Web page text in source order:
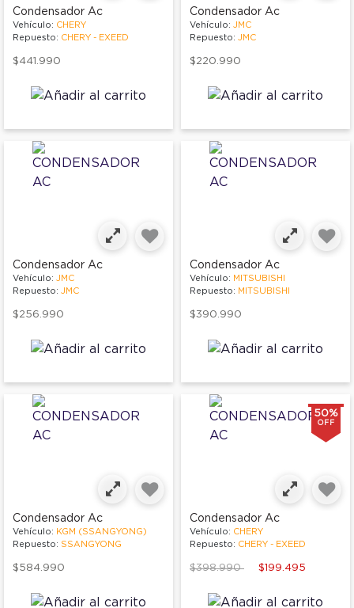
Condensador Ac
Vehículo: CHERY
Repuesto: CHERY - EXEED
$441.990
Condensador Ac
Vehículo: JMC
Repuesto: JMC
$220.990
Condensador Ac
Vehículo: JMC
Repuesto: JMC
$256.990
Condensador Ac
Vehículo: MITSUBISHI
Repuesto: MITSUBISHI
$390.990
Condensador Ac
Vehículo: KGM (SSANGYONG)
Repuesto: SSANGYONG
$584.990
50%
OFF
Condensador Ac
Vehículo: CHERY
Repuesto: CHERY - EXEED
Price reduced from
$398.990to $199.495